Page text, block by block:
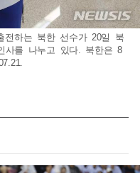
전하는 북한 선수가 20일 북
사를 나누고 있다. 북한은 8